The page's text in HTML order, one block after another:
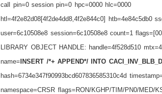
call pin=0 session pin=0 hpc=0000 hlc=0000
htl=4f2e82d08[4f2de4dd8,4f2e844c0] htb=4e84c5db0
user=6c10508e8 session=6c10508e8 count=1
LIBRARY OBJECT HANDLE: handle=4f528d510
name=INSERT /*+ APPEND*/ INTO
hash=6734e347f90993bcd607836585310c4d
namespace=CRSR flags=RON/KGHP/TIM/PN0/MED/